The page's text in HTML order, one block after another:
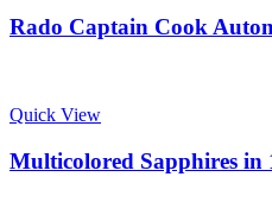
Rado Captain Cook
Quick View
Multicolored Sapphires in